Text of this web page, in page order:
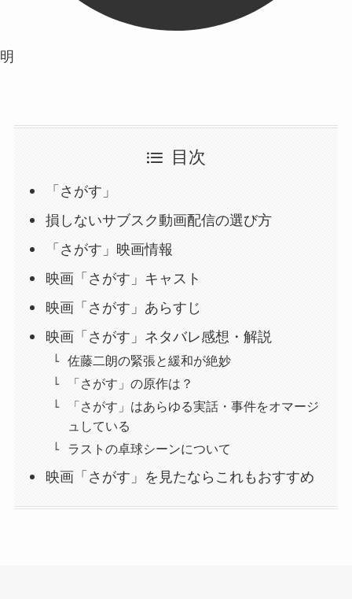
明
目次
「さがす」
損しないサブスク動画配信の選び方
「さがす」映画情報
映画「さがす」キャスト
映画「さがす」あらすじ
映画「さがす」ネタバレ感想・解説
佐藤二朗の緊張と緩和が絶妙
「さがす」の原作は？
「さがす」はあらゆる実話・事件をオマージ
ュしている
ラストの卓球シーンについて
映画「さがす」を見たならこれもおすすめ